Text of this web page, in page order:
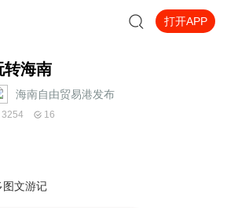
打开APP
转海南
海南自由贸易港发布
3254 16
图文游记